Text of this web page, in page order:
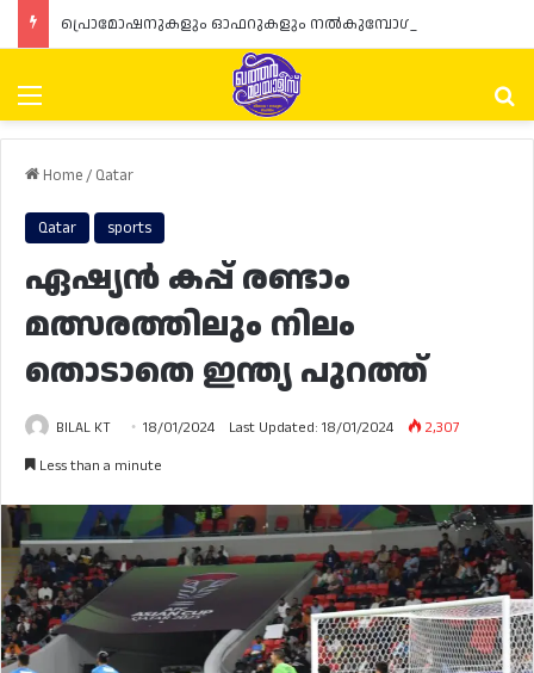
Menu
Home/ Qatar
Qatar sports
ഏഷ്യൻ കപ്പ് രണ്ടാം
മത്സരത്തിലും നിലം
തൊടാതെ ഇന്ത്യ പുറത്ത്
BILAL KT 18/01/2024 Last Updated: 18/01/2024
2,307
Less than a minute